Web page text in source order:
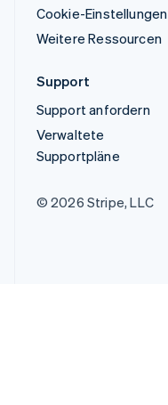
Cookie-Einstellungen
Weitere Ressourcen
Support
Support anfordern
Verwaltete
Supportpläne
© 2026 Stripe, LLC